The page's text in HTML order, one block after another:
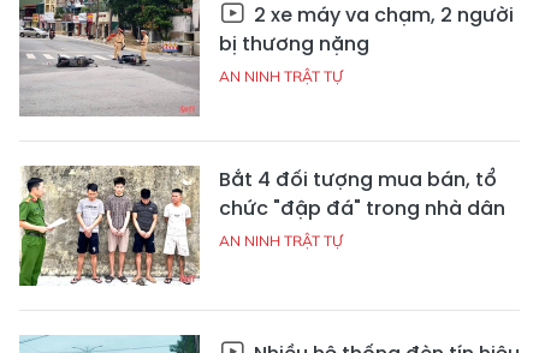
2 xe máy va chạm, 2 người
bị thương nặng
AN NINH TRẬT TỰ
Bắt 4 đối tượng mua bán, tổ
chức "đập đá" trong nhà dân
AN NINH TRẬT TỰ